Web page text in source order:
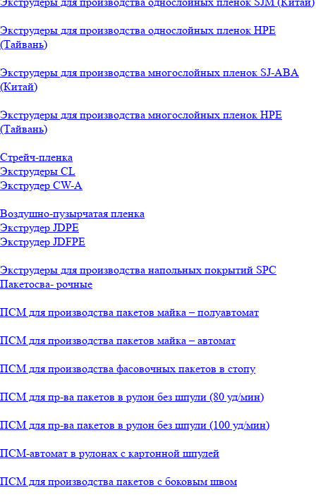
Экструдеры для производства однослойных пленок HPE
(Тайвань)
Экструдеры для производства многослойных пленок SJ-ABA
(Китай)
Экструдеры для производства многослойных пленок HPE
(Тайвань)
Стрейч-пленка
Экструдеры CL
Экструдер CW-A
Воздушно-пузырчатая пленка
Экструдер JDPE
Экструдер JDFPE
Экструдеры для производства напольных покрытий SPC
Пакетосва- рочные
ПСМ для производства пакетов майка – полуавтомат
ПСМ для производства пакетов майка – автомат
ПСМ для производства фасовочных пакетов в стопу
ПСМ для пр-ва пакетов в рулон без шпули (80 уд/мин)
ПСМ для пр-ва пакетов в рулон без шпули (100 уд/мин)
ПСМ-автомат в рулонах с картонной шпулей
ПСМ для производства пакетов с боковым швом